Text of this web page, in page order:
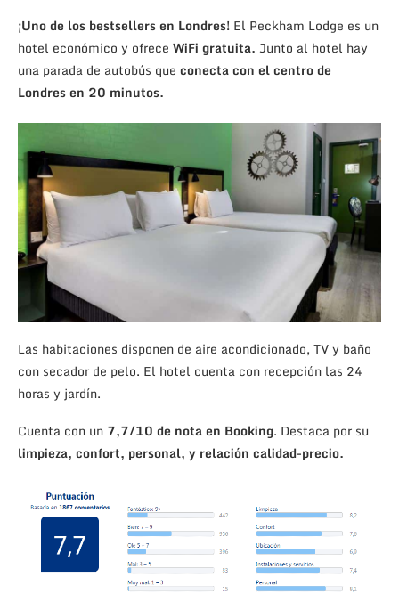
¡Uno de los bestsellers en Londres! El Peckham Lodge es un
hotel económico y ofrece WiFi gratuita. Junto al hotel hay
una parada de autobús que conecta con el centro de
Londres en 20 minutos.
Las habitaciones disponen de aire acondicionado, TV y baño
con secador de pelo. El hotel cuenta con recepción las 24
horas y jardín.
Cuenta con un 7,7/10 de nota en Booking. Destaca por su
limpieza, confort, personal, y relación calidad-precio.